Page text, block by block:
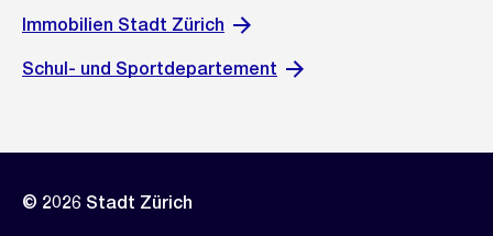
Immobilien Stadt Zürich
Schul- und Sportdepartement
© 2026 Stadt Zürich